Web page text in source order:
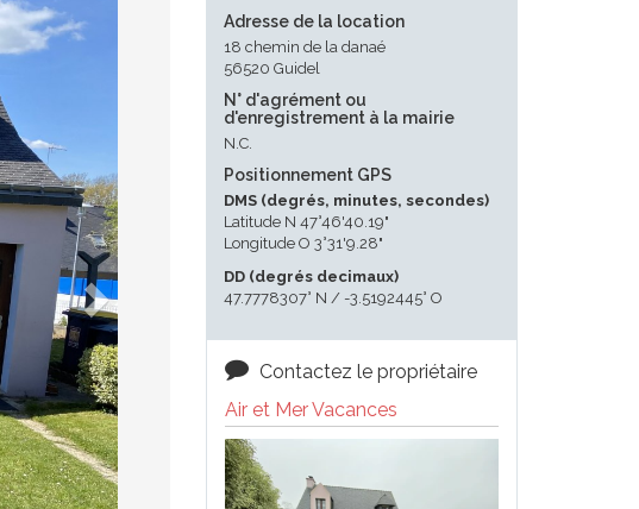
Adresse de la location
18 chemin de la danaé
56520 Guidel
N° d'agrément ou
d'enregistrement à la mairie
N.C.
Positionnement GPS
DMS (degrés, minutes, secondes)
Latitude N 47°46'40.19"
Longitude O 3°31'9.28"
DD (degrés decimaux)
47.7778307° N / -3.5192445° O
Contactez le propriétaire
Air et Mer Vacances